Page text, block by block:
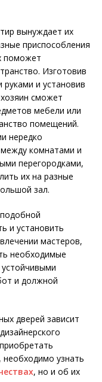
вынуждает их
приспособления
поможет
Изготовив
и установив
сможет
мебели или
помещений.
нередко
комнатами и
перегородками,
их на разные
зал.
и установить
мастеров,
необходимые
и должной
дверей зависит
узнать
, но и об их